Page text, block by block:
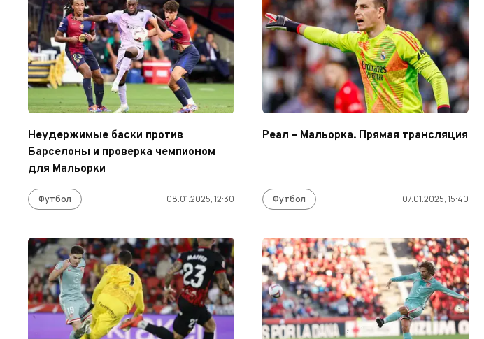
Неудержимые баски против
Барселоны и проверка чемпионом
для Мальорки
Футбол 08.01.2025, 12:30
Реал – Мальорка. Прямая трансляция
Футбол 07.01.2025, 15:40